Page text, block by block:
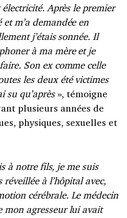
Après le premier
m’a demandée en
j’étais sonnée. Il
à ma mère et je
Son ex comme celle
les deux été victimes
su qu’après», témoigne
plusieurs années de
physiques, sexuelles et
à notre fils, je me suis
à l’hôpital avec,
cérébrale. Le médecin
mon agresseur lui avait